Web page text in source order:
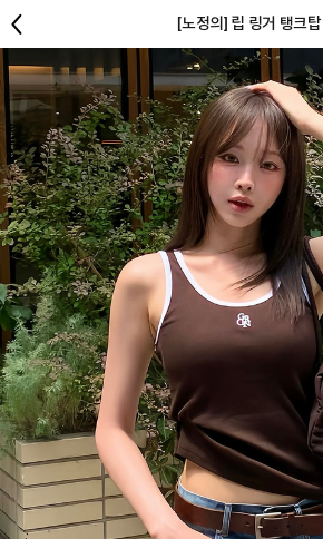
[노정의] 립 링거 탱크탑